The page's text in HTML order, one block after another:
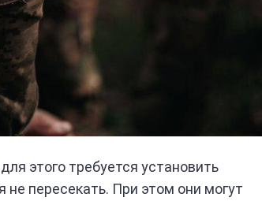
этого требуется установить
пересекать. При этом они могут